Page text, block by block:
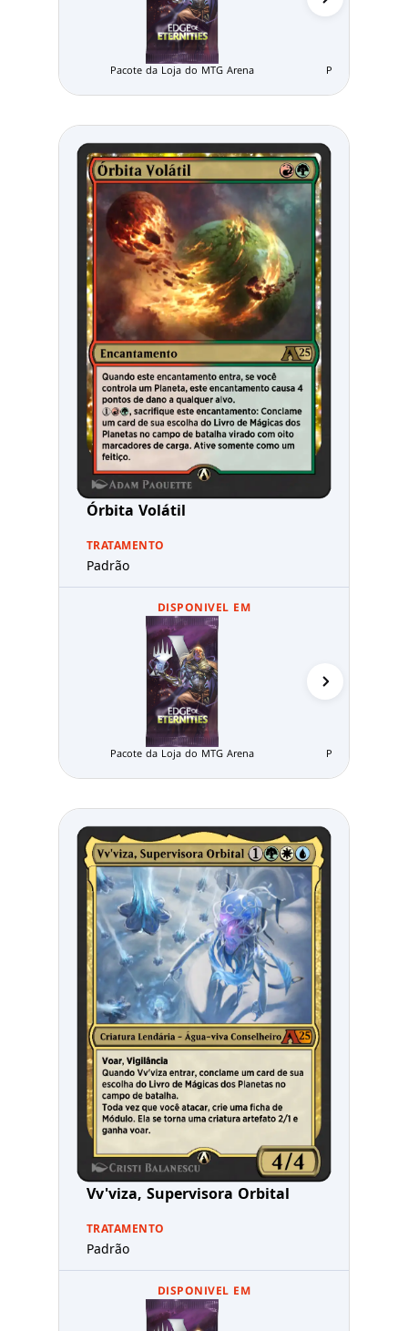
Pacote da Loja do MTG Arena Pacote Limitado
Órbita Volátil
TRATAMENTO
Padrão
DISPONIVEL EM
Pacote da Loja do MTG Arena Pacote Limitado
Vv'viza, Supervisora Orbital
TRATAMENTO
Padrão
DISPONIVEL EM